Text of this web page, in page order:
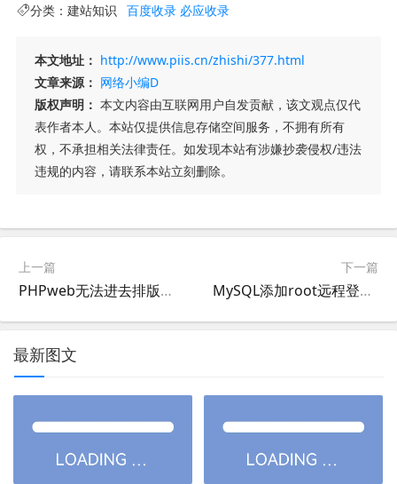
分类： 建站知识 百度收录 必应收录
本文地址： http://www.piis.cn/zhishi/377.html
文章来源： 网络小编D
版权声明： 本文内容由互联网用户自发贡献，该文观点仅代
表作者本人。本站仅提供信息存储空间服务，不拥有所有
权，不承担相关法律责任。如发现本站有涉嫌抄袭侵权/违法
违规的内容，请联系本站立刻删除。
上一篇
PHPweb无法进去排版模式，phpweb样式变形的原因和处理方法
下一篇
MySQL添加root远程登陆或支持root能网页登陆
最新图文